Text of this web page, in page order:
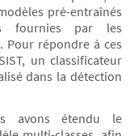
pré-entraînés
fournies par les
Pour répondre à ces
un classificateur
dans la détection
avons étendu le